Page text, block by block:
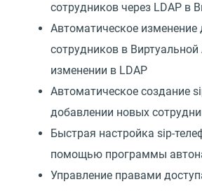
сотрудников через LDAP в
Автоматическое изменение
сотрудников в
изменении в LDAP
Автоматическое создание
добавлении новых
Быстрая настройка sip-
помощью программы
Управление правами